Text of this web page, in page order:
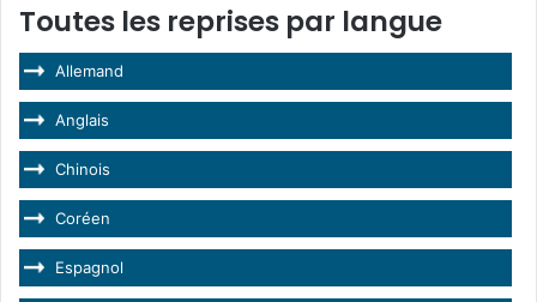
Toutes les reprises par langue
Allemand
Anglais
Chinois
Coréen
Espagnol